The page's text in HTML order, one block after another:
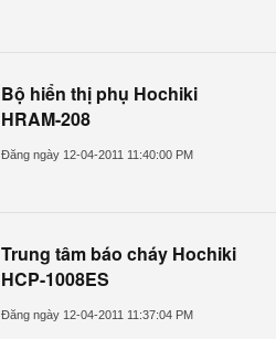
Bộ hiển thị phụ Hochiki
HRAM-208
Đăng ngày 12-04-2011 11:40:00 PM
Trung tâm báo cháy Hochiki
HCP-1008ES
Đăng ngày 12-04-2011 11:37:04 PM